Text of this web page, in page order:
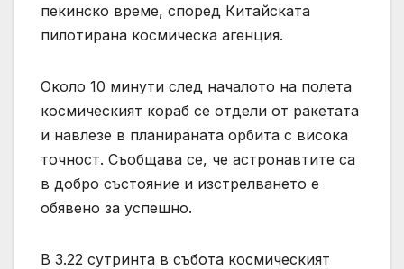
пекинско време, според Китайската
пилотирана космическа агенция.
Около 10 минути след началото на полета
космическият кораб се отдели от ракетата
и навлезе в планираната орбита с висока
точност. Съобщава се, че астронавтите са
в добро състояние и изстрелването е
обявено за успешно.
В 3.22 сутринта в събота космическият